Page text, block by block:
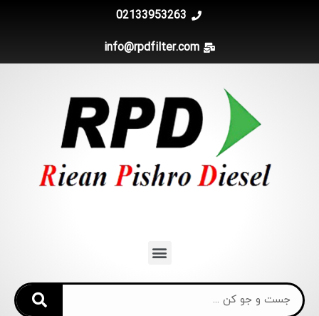
02133953263
info@rpdfilter.com